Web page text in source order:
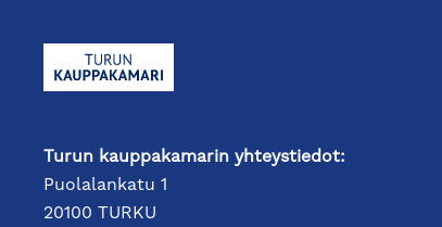
Turun kauppakamarin yhteystiedot:
Puolalankatu 1
20100 TURKU